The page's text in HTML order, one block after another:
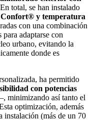
En total, se han instalado
y temperatura
con una combinación
adaptarse con
urbano, evitando la
donde es
ha permitido
con potencias
así tanto el
optimización, además
instalación (más de un 70